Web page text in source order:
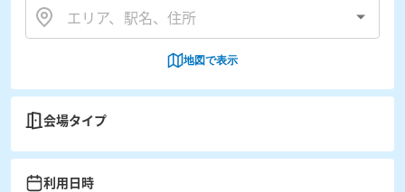
地図で表示
会場タイプ
利用日時